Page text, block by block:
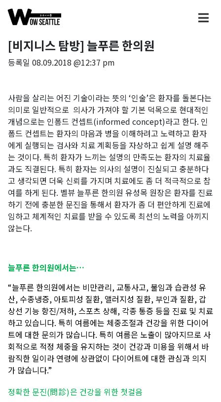
[비지니스 탐방] 늘푸른 한의원
등록일 08.09.2018 @12:37 pm
사람을 살리는 어진 기술이라는 뜻의 ‘인술’은 환자를 돌본다는
의미로 일반적으로 의사가 가져야 할 기본 덕목으로 현대적인
개념으로는 인폼드 컨셉트(informed concept)라고 한다. 인
폼드 컨셉트는 환자의 마음과 병을 이해하려고 노력하고 환자
에게 실행되는 검사와 치료 계획등을 자상하고 쉽게 설명 해주
는 것이다. 특히 환자가 느끼는 설명의 만족도는 환자의 치료율
과도 직결된다. 특히 환자는 의사의 설명이 진실되고 충분하다
고 생각되면 더욱 신뢰를 가지며 치료에도 좀 더 적극적으로 참
여를 하게 된다. 벨뷰 늘푸른 한의원 유성목 원장은 환자를 진료
하기 전에 충분한 문진을 통해서 환자가 좀 더 편안하게 진료에
임하고 체계적인 치료를 받을 수 있도록 최선의 노력을 아끼지
않는다.
늘푸른 한의원에서는…
“늘푸른 한의원에서는 비만관리, 교통사고, 불임과 습관성 유
산, 수종냉증, 아토피성 질환, 앨러지성 질환, 부인과 질환, 갑
상선 기능 항진/저하, 스포츠 상해, 각종 통증 등을 진료 및 치료
하고 있습니다. 특히 여름에는 체중조절과 건강을 위한 다이어
트에 대한 문의가 많습니다. 특히 여름은 노출이 많아지므로 사
회적으로 적정 체중을 유지하는 것이 건강과 미용을 위해서 바
람직한 일이라 연령에 상관없이 다이어트에 대한 관심과 의지
가 많습니다.”
정확한 문진(問診)은 건강을 위한 첫걸음